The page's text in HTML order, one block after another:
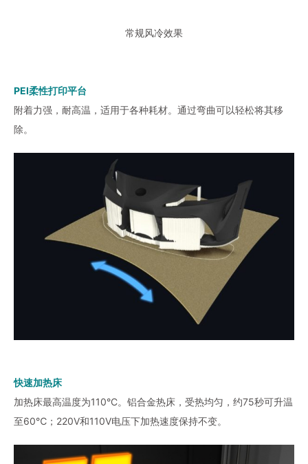
常规风冷效果
PEI柔性打印平台
附着力强，耐高温，适用于各种耗材。通过弯曲可以轻松将其移
除。
快速加热床
加热床最高温度为110°C。铝合金热床，受热均匀，约75秒可升温
至60℃；220V和110V电压下加热速度保持不变。